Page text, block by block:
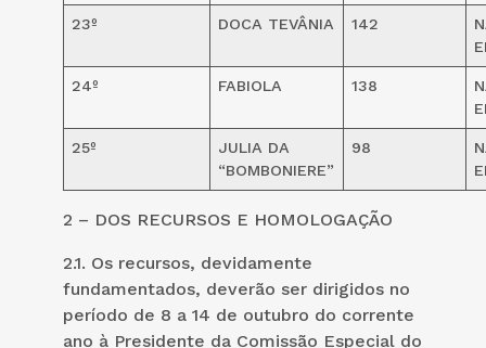
23º DOCA TEVÂNIA 142
24º FABIOLA 138
25º
JULIA DA
“BOMBONIERE”
98
2 – DOS RECURSOS E HOMOLOGAÇÃO
2.1. Os recursos, devidamente
fundamentados, deverão ser dirigidos no
período de 8 a 14 de outubro do corrente
ano à Presidente da Comissão Especial do